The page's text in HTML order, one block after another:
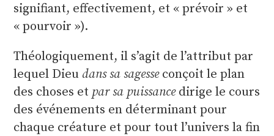
signifiant, effectivement, et « prévoir » et
« pourvoir »).
Théologiquement, il s’agit de l’attribut par
lequel Dieu dans sa sagesseconçoit le plan
des choses et par sa puissancedirige le cours
des événements en déterminant pour
chaque créature et pour tout l’univers la fin